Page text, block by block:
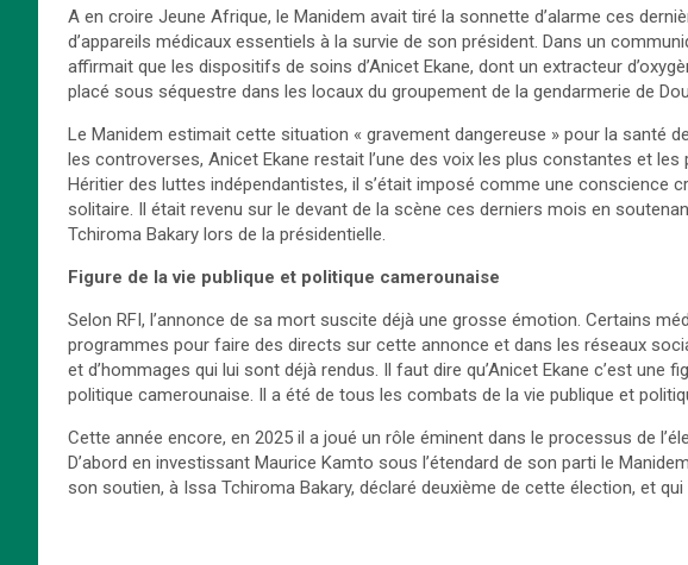
A en croire Jeune Afrique, le Manidem avait tiré la sonnette d’alarme ces
d’appareils médicaux essentiels à la survie de son président. Dans un
affirmait que les dispositifs de soins d’Anicet Ekane, dont un extracteur
placé sous séquestre dans les locaux du groupement de la gendarmerie de
Le Manidem estimait cette situation « gravement dangereuse » pour la santé
les controverses, Anicet Ekane restait l’une des voix les plus constantes et
Héritier des luttes indépendantistes, il s’était imposé comme une conscience
solitaire. Il était revenu sur le devant de la scène ces derniers mois en
Tchiroma Bakary lors de la présidentielle.
Figure de la vie publique et politique camerounaise
Selon RFI, l’annonce de sa mort suscite déjà une grosse émotion. Certains
programmes pour faire des directs sur cette annonce et dans les réseaux
et d’hommages qui lui sont déjà rendus. Il faut dire qu’Anicet Ekane c’est une
politique camerounaise. Il a été de tous les combats de la vie publique et
Cette année encore, en 2025 il a joué un rôle éminent dans le processus de
D’abord en investissant Maurice Kamto sous l’étendard de son parti le
son soutien, à Issa Tchiroma Bakary, déclaré deuxième de cette élection, et qui